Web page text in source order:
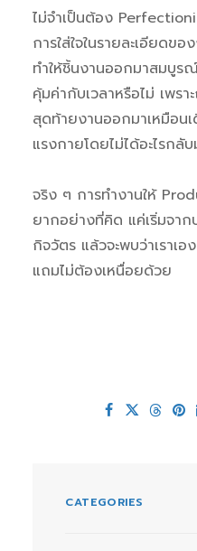
ไม่จำเป็นต้อง
การใส่ใจในรายละเอียดข
ทำให้ชิ้นงานออกมาสมบู
คุ้มค่ากับเวลาหรือไม่ เพร
สุดท้ายงานออกมาเหมือนเ
แรงกายโดยไม่ได้อะไรกลับ
จริง ๆ การทำงานให้
ยากอย่างที่คิด แค่เริ่มจาก
กิจวัตร แล้วจะพบว่าเราเ
แถมไม่ต้องเหนื่อยด้วย
CATEGORIES